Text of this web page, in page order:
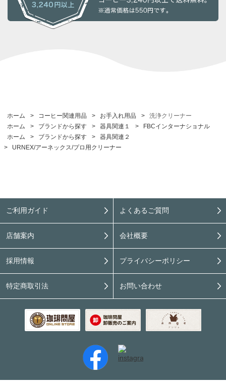
ホーム > コーヒー関連用品 > お手入れ用品 >
洗浄クリーナー
ホーム
> ブランドから探す > 器具関連１ >
FBCインターナショナル
ホーム
> ブランドから探す >
器具関連２
>
URNEX/アーネックス/プロ用クリーナー
ご利用ガイド よくあるご質問
店舗案内 会社概要
採用情報 プライバシーポリシー
特定商取引法 お問い合わせ